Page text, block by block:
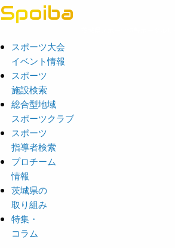
Spoiba
スポーツ大会
イベント情報
スポーツ
施設検索
総合型地域
スポーツクラブ
スポーツ
指導者検索
プロチーム
情報
茨城県の
取り組み
特集・
コラム